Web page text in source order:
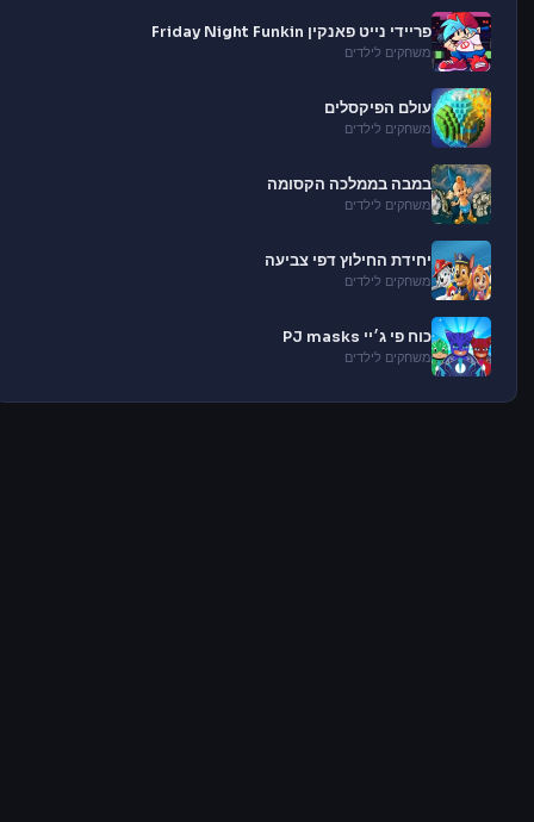
פריידי נייט פאנקין Friday Night Funkin
משחקים לילדים
עולם הפיקסלים
משחקים לילדים
במבה בממלכה הקסומה
משחקים לילדים
יחידת החילוץ דפי צביעה
משחקים לילדים
כוח פי ג׳יי PJ masks
משחקים לילדים